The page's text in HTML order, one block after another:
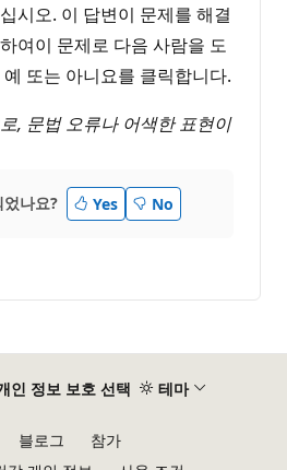
시오. 이 답변이 문제를 해결
여이 문제로 다음 사람을 도
또는 아니요를 클릭합니다.
, 문법 오류나 어색한 표현이
나요? Yes No
인 정보 보호 선택 테마
블로그
참가